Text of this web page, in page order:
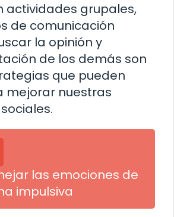
actividades grupales,
de comunicación
la opinión y
de los demás son
que pueden
mejorar nuestras
las emociones de
impulsiva